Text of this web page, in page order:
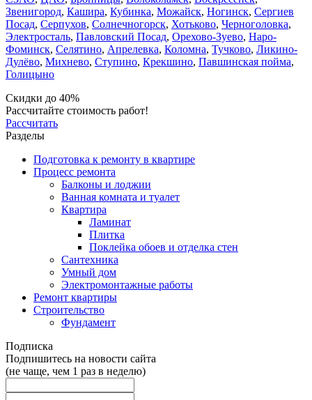
Звенигород, Кашира, Кубинка, Можайск, Ногинск, Сергиев
Посад, Серпухов, Солнечногорск, Хотьково, Черноголовка,
Электросталь, Павловский Посад, Орехово-Зуево, Наро-
Фоминск, Селятино, Апрелевка, Коломна, Тучково, Ликино-
Дулёво, Михнево, Ступино, Крекшино, Павшинская пойма,
Голицыно
Скидки до 40%
Рассчитайте стоимость работ!
Рассчитать
Разделы
Подготовка к ремонту в квартире
Процесс ремонта
Балконы и лоджии
Ванная комната и туалет
Квартира
Ламинат
Плитка
Поклейка обоев и отделка стен
Сантехника
Умный дом
Электромонтажные работы
Ремонт квартиры
Строительство
Фундамент
Подписка
Подпишитесь на новости сайта
(не чаще, чем 1 раз в неделю)